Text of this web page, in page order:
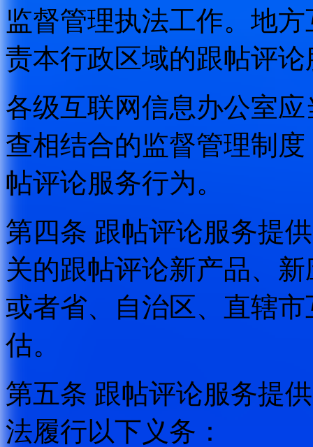
监督管理执法工作。地
责本行政区域的跟帖评
各级互联网信息办公室
查相结合的监督管理制
帖评论服务行为。
第四条 跟帖评论服务提
关的跟帖评论新产品、
或者省、自治区、直辖
估。
第五条 跟帖评论服务提
法履行以下义务：